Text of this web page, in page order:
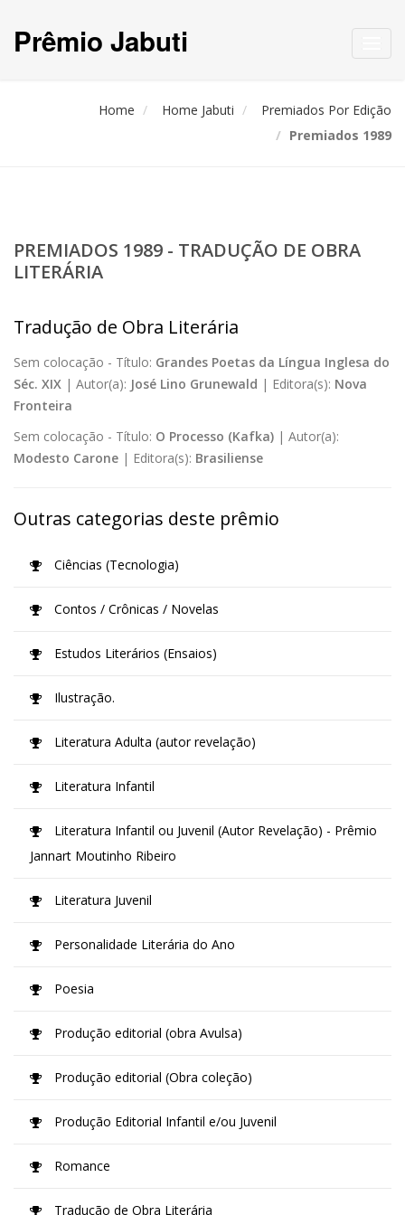
Prêmio Jabuti
Home Home Jabuti
Premiados Por Edição
Premiados 1989
PREMIADOS 1989 - TRADUÇÃO DE OBRA
LITERÁRIA
Tradução de Obra Literária
Sem colocação - Título: Grandes Poetas da Língua Inglesa do
Séc. XIX | Autor(a): José Lino Grunewald | Editora(s): Nova
Fronteira
Sem colocação - Título: O Processo (Kafka) | Autor(a):
Modesto Carone | Editora(s): Brasiliense
Outras categorias deste prêmio
Ciências (Tecnologia)
Contos / Crônicas / Novelas
Estudos Literários (Ensaios)
Ilustração.
Literatura Adulta (autor revelação)
Literatura Infantil
Literatura Infantil ou Juvenil (Autor Revelação) - Prêmio
Jannart Moutinho Ribeiro
Literatura Juvenil
Personalidade Literária do Ano
Poesia
Produção editorial (obra Avulsa)
Produção editorial (Obra coleção)
Produção Editorial Infantil e/ou Juvenil
Romance
Tradução de Obra Literária